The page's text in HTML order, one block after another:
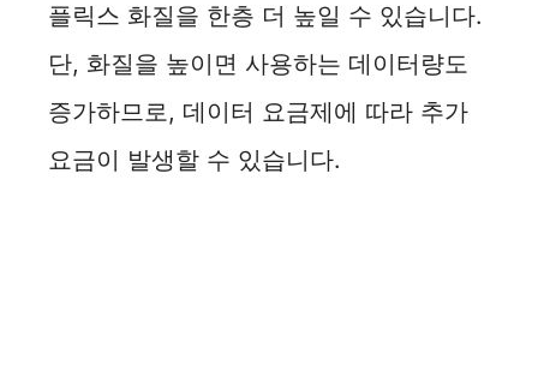
플릭스 화질을 한층 더 높일 수 있습니다.
단, 화질을 높이면 사용하는 데이터량도
증가하므로, 데이터 요금제에 따라 추가
요금이 발생할 수 있습니다.